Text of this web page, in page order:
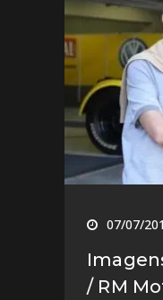
07/07/
/ RM